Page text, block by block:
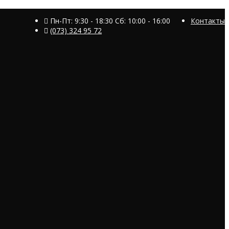
Контакты
Пн-Пт: 9:30 - 18:30 Сб: 10:00 - 16:00
(073) 324 95 72